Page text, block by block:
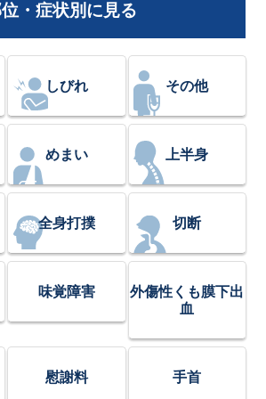
・症状別に見る
しびれ その他
めまい 上半身
全身打撲 切断
味覚障害
外傷性くも膜下出
血
慰謝料 手首